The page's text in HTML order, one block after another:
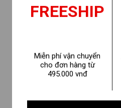
Tự Do, Việt Nam nón lá Loza
Kids 2025 – Mã GĐ007
120.000 ₫ 160.000 ₫
FREESHIP
Miễn phí vận chuyển
cho đơn hàng từ
495.000 vnđ